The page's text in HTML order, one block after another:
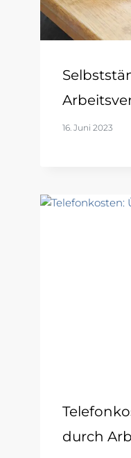
16. Juni 2023
durch